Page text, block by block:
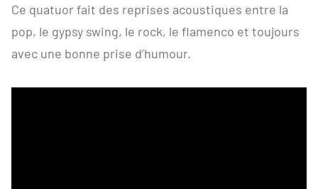
Ce quatuor fait des reprises acoustiques entre la
pop, le gypsy swing, le rock, le flamenco et toujours
avec une bonne prise d’humour.